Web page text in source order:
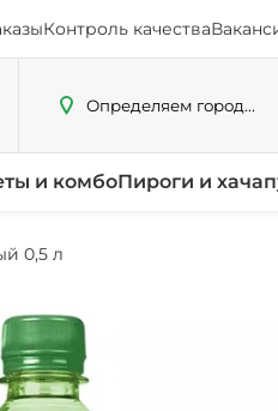
Контроль качества
Определяем город...
и комбоПироги и
0,5 л